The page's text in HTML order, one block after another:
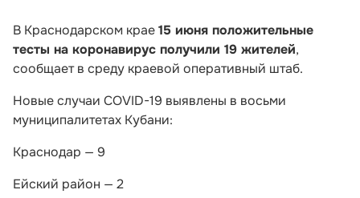
В Краснодарском крае15 июня положительные
тесты на коронавирус получили 19 жителей,
сообщает в среду краевой оперативный штаб.
Новые случаи COVID-19 выявлены в восьми
муниципалитетах Кубани:
Краснодар — 9
Ейский район — 2